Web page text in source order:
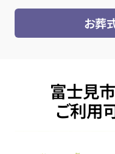
お葬
富士見
ご利用